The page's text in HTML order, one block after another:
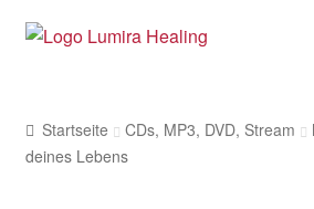
Zur
Zum
Live Seminare
Startseite CDs, MP3, DVD, Stream
deines Lebens